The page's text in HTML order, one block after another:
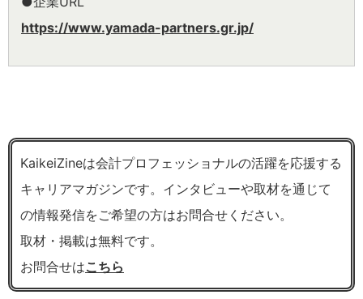
https://www.yamada-partners.gr.jp/
KaikeiZineは会計プロフェッショナルの活躍を応援する
キャリアマガジンです。インタビューや取材を通じて
の情報発信をご希望の方はお問合せください。
取材・掲載は無料です。
お問合せはこちら